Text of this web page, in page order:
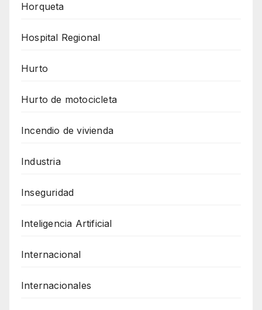
Horqueta
Hospital Regional
Hurto
Hurto de motocicleta
Incendio de vivienda
Industria
Inseguridad
Inteligencia Artificial
Internacional
Internacionales